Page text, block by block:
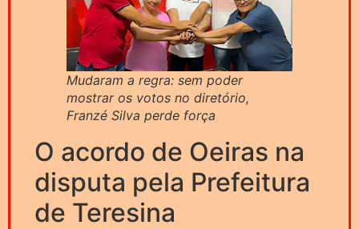
Mudaram a regra: sem poder
mostrar os votos no diretório,
Franzé Silva perde força
O acordo de Oeiras na
disputa pela Prefeitura
de Teresina